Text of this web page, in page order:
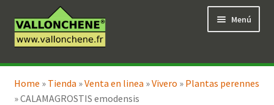
a
la
al
contenido
Menú
Tienda en línea
menú
Home » Tienda »Venta en linea »Vivero » Plantas perennes
»CALAMAGROSTIS emodensis